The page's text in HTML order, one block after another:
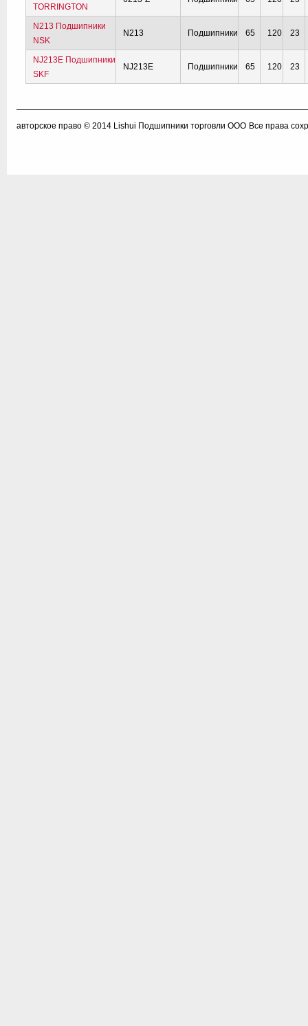
TORRINGTON
N213 Подшипники
NSK
N213 Подшипники 65 120 23
NJ213E Подшипники
SKF
NJ213E Подшипники 65 120 23
авторское право © 2014 Lishui Подшипники торговли ООО Все права